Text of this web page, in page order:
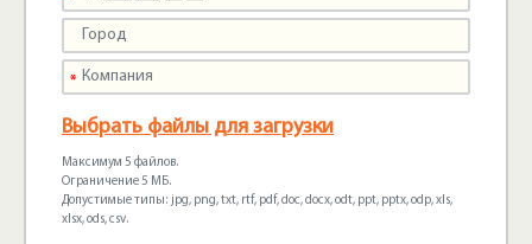
Выбрать файлы для загрузки
Максимум 5 файлов.
Ограничение 5 МБ.
Допустимые типы: jpg, png, txt, rtf, pdf, doc, docx, odt, ppt, pptx, odp, xls,
xlsx, ods, csv.